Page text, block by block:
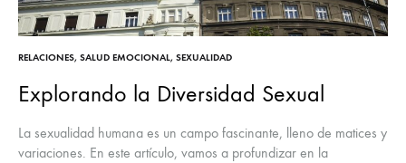
RELACIONES, SALUD EMOCIONAL, SEXUALIDAD
Explorando la Diversidad Sexual
La sexualidad humana es un campo fascinante, lleno de matices y
variaciones. En este artículo, vamos a profundizar en la